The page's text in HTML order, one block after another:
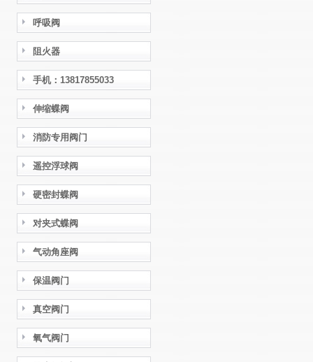
呼吸阀
阻火器
手机：13817855033
伸缩蝶阀
消防专用阀门
遥控浮球阀
硬密封蝶阀
对夹式蝶阀
气动角座阀
保温阀门
真空阀门
氧气阀门